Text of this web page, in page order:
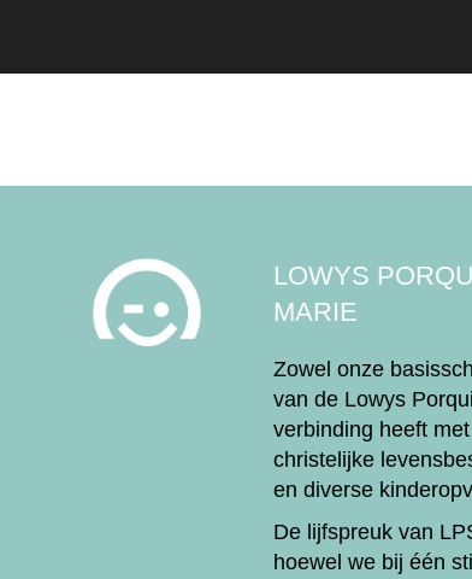
LOWYS
MARIE
Zowel onze
van de Lowys
verbinding heeft
christelijke
en diverse
De lijfspreuk van
hoewel we bij één